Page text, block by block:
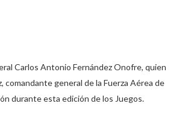
Carlos Antonio Fernández Onofre, quien
general de la Fuerza Aérea de
durante esta edición de los Juegos.